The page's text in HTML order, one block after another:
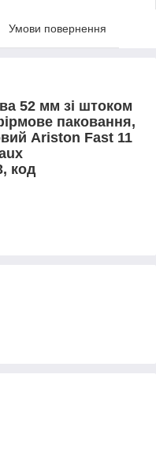
Умови повернення
52 мм зі штоком
паковання,
Ariston Fast 11
код